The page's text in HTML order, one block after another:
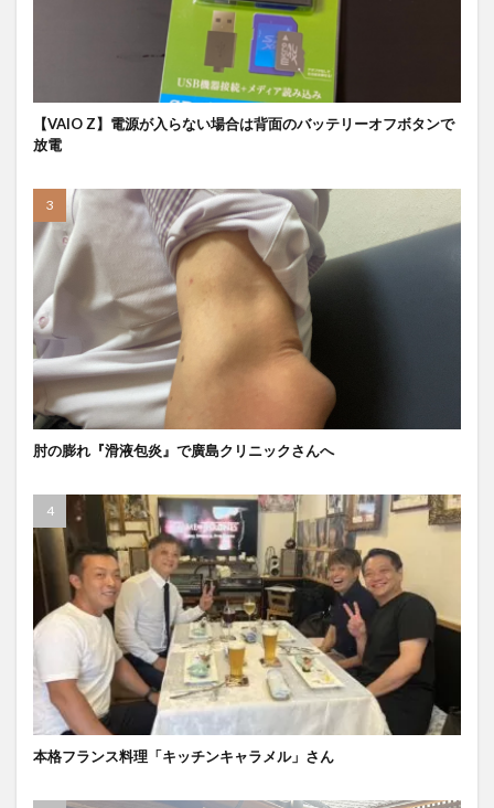
【VAIO Z】電源が入らない場合は背面のバッテリーオフボタンで
放電
肘の膨れ『滑液包炎』で廣島クリニックさんへ
本格フランス料理「キッチンキャラメル」さん